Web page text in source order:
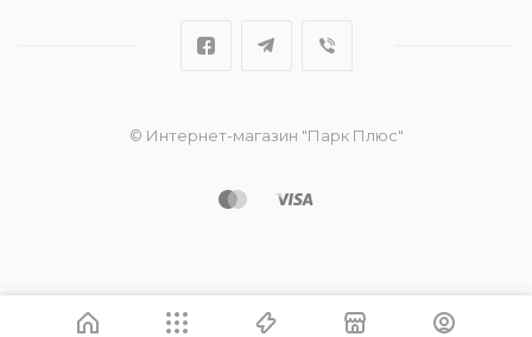
© Интернет-магазин "Парк Плюс"